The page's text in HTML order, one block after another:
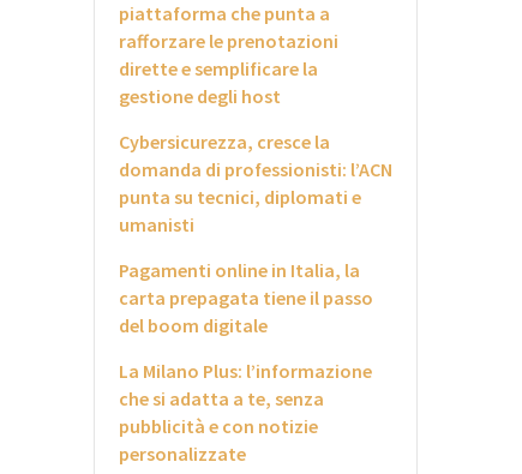
piattaforma che punta a
rafforzare le prenotazioni
dirette e semplificare la
gestione degli host
Cybersicurezza, cresce la
domanda di professionisti: l’ACN
punta su tecnici, diplomati e
umanisti
Pagamenti online in Italia, la
carta prepagata tiene il passo
del boom digitale
La Milano Plus: l’informazione
che si adatta a te, senza
pubblicità e con notizie
personalizzate